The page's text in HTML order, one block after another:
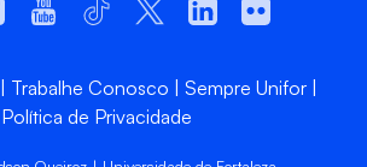
Trabalhe Conosco
Sempre Unifor
Política de Privacidade